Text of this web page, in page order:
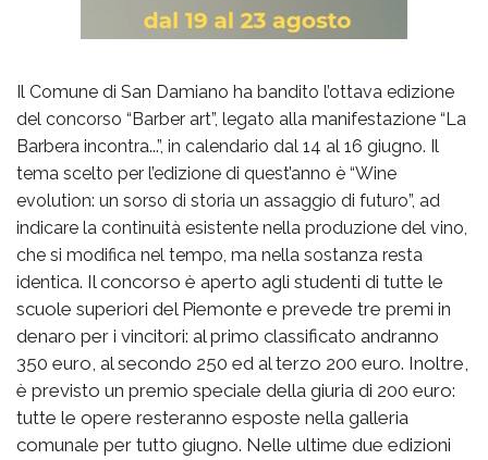
Il Comune di San Damiano ha bandito l’ottava edizione
del concorso “Barber art”, legato alla manifestazione “La
Barbera incontra...”, in calendario dal 14 al 16 giugno. Il
tema scelto per l’edizione di quest’anno è “Wine
evolution: un sorso di storia un assaggio di futuro”, ad
indicare la continuità esistente nella produzione del vino,
che si modifica nel tempo, ma nella sostanza resta
identica. Il concorso è aperto agli studenti di tutte le
scuole superiori del Piemonte e prevede tre premi in
denaro per i vincitori: al primo classificato andranno
350 euro, al secondo 250 ed al terzo 200 euro. Inoltre,
è previsto un premio speciale della giuria di 200 euro:
tutte le opere resteranno esposte nella galleria
comunale per tutto giugno. Nelle ultime due edizioni